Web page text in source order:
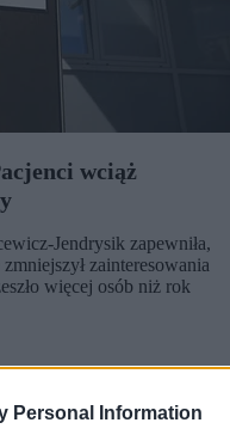
Personal Information
wciąż
Jendrysik zapewniła,
zainteresowania
więcej osób niż rok